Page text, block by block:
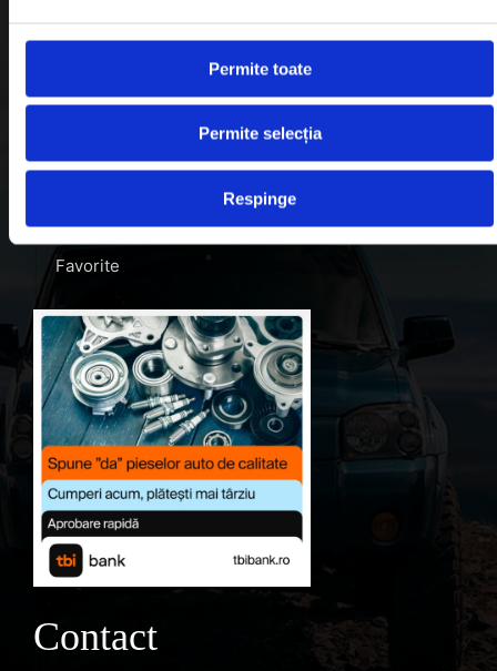
Permite toate
Permite selecția
Respinge
Contact
Contul meu
Favorite
Contact